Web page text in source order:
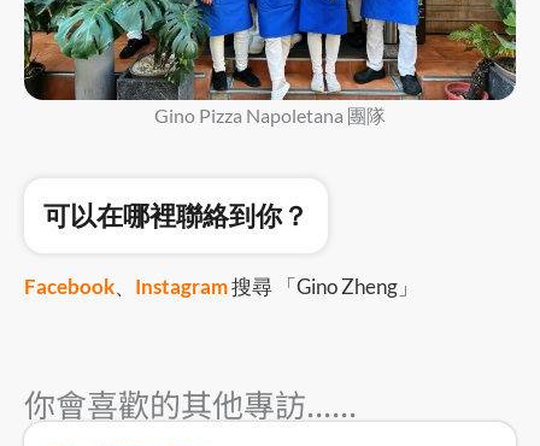
Gino Pizza Napoletana 團隊
可以在哪裡聯絡到你？
Facebook、 Instagram搜尋 「Gino Zheng」
你會喜歡的其他專訪......